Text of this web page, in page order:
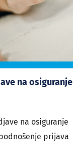
na osiguranje
na osiguranje
prijava